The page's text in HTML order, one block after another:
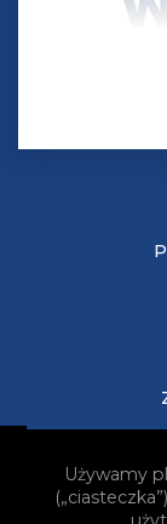
Używamy